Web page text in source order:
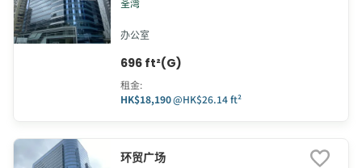
荃湾
办公室
696 ft²(G)
租金:
HK$18,190@HK$26.14 ft²
环贸广场